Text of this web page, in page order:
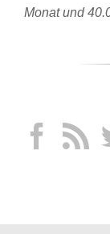
Monat und